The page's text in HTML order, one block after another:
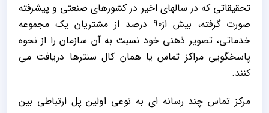
تحقیقاتی که در سالهای اخیر در کشورهای صنعتی و پیشرفته
صورت گرفته، بیش از90 درصد از مشتریان یک مجموعه
خدماتی، تصویر ذهنی خود نسبت به آن سازمان را از نحوه
پاسخگویی مراکز تماس یا همان کال سنترها دریافت می
کنند.
مرکز تماس چند رسانه ای به نوعی اولین پل ارتباطی بین